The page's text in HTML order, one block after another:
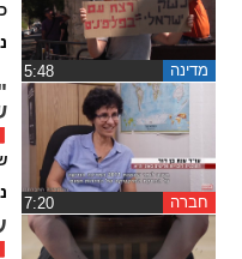
format_underlined
קו תחתי לקישורים
cached
כל
מדינה
חברה